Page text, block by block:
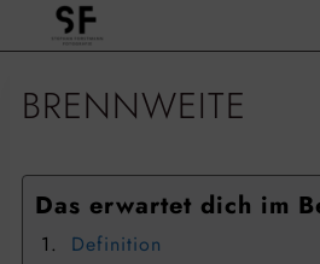
Inhalt
BRENNWEITE
Das erwartet dich im
Definition